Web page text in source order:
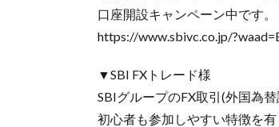
口座開設キャンペーン中です。
https://www.sbivc.co.jp/
▼SBI FXトレード様
SBIグループのFX取引(外国為
初心者も参加しやすい特徴を有